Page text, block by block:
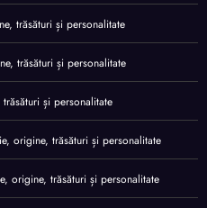
trăsături și personalitate
trăsături și personalitate
și personalitate
origine, trăsături și personalitate
origine, trăsături și personalitate